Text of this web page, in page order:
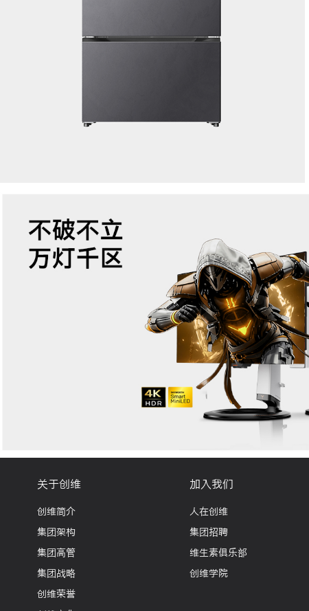
关于创维
创维简介
集团架构
集团高管
集团战略
创维荣誉
加入我们
人在创维
集团招聘
维生素俱乐部
创维学院